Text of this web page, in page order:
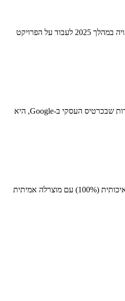
אחד הפרויקטים התחבורתיים המשמעותיים ביותר בעיר, מקבל אחיזה במציאות אחרי שראש העיר, רמי גרינברג, פרסם בעמוד הפייסבוק שלו הדמיות חדשות של חברת נתיבי איילון, שצפויה במהלך 2025 לעבוד על הפרויקט
בביקור שביצענו הבוקר, מצאנו את חנות הגלידה של רשת הגלידריות הגדולה בישראל מפורקת מהיסוד ונותרה שוממה, לאכזבת מספר הורים וילדים, שהגיעו ומצאו אותה סגורה – זאת למרות שבכרטיס העסקי ב-Google, היא
זה יהיה הסניף השני של הרשת בפתח תקווה (לאחר זה שברחוב חיים עוזר במרכז העיר) והשביעי בסך הכל (יש עוד ארבעה בנתניה ועוד אחד בכפר סבא). בפיצה החדשה מבטיחים גבינה איכותית (100%) עם מוצרלה אמיתית